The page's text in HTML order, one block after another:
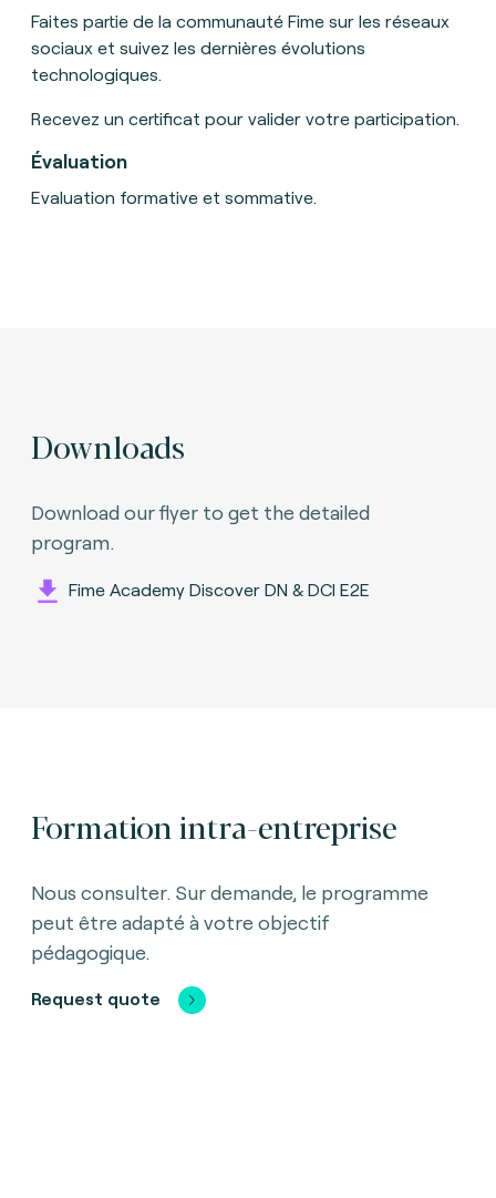
Faites partie de la communauté Fime sur les réseaux
sociaux et suivez les dernières évolutions
technologiques.
Recevez un certificat pour valider votre participation.
Évaluation
Evaluation formative et sommative.
Downloads
Download our flyer to get the detailed
program.
Fime Academy Discover DN & DCI E2E
Formation intra-entreprise
Nous consulter. Sur demande, le programme
peut être adapté à votre objectif
pédagogique.
Request quote